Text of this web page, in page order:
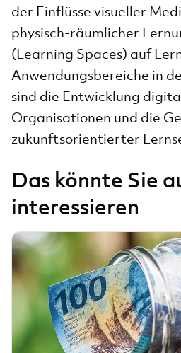
der Einflüsse visueller
physisch-räumlicher
(Learning Spaces) auf
Anwendungsbereiche in
sind die Entwicklung
Organisationen und die
zukunftsorientierter
Das könnte Sie
interessieren